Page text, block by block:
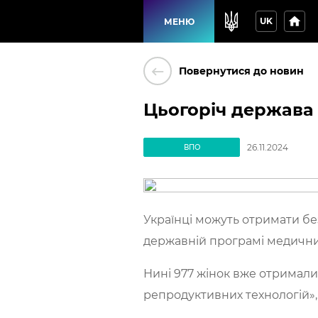
МЕНЮ UK home
keyboard_backspace Повернутися до новин
Цьогоріч
ВПО 26.11.2024
Українці можуть отримати
державній програмі
Нині 977 жінок вже
репродуктивних технологій»,